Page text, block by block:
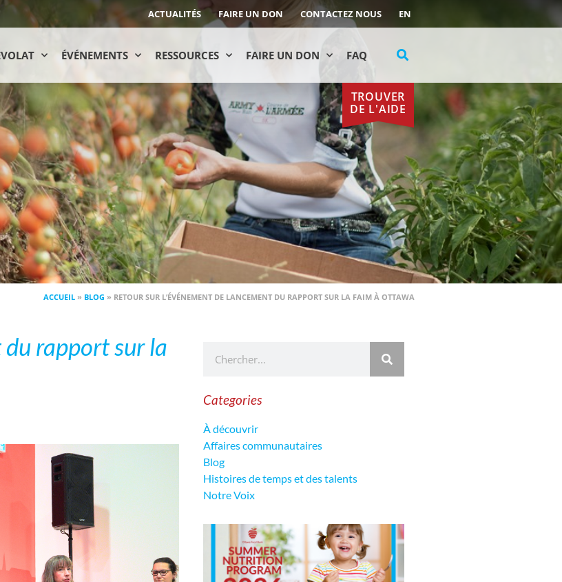
ACTUALITÉS FAIRE UN DON CONTACTEZ NOUS EN
ÉVÉNEMENTS RESSOURCES FAIRE UN DON FAQ
TROUVER
DE L'AIDE
ACCUEIL » BLOG » RETOUR SUR L’ÉVÉNEMENT DE LANCEMENT DU RAPPORT SUR LA FAIM À OTTAWA
du rapport sur la
Categories
À découvrir
Affaires communautaires
Blog
Histoires de temps et des talents
Notre Voix